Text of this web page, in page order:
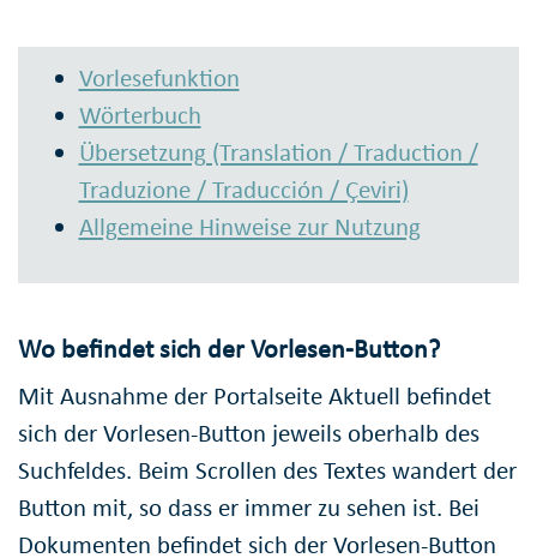
Vorlesefunktion
Wörterbuch
Übersetzung (Translation / Traduction /
Traduzione / Traducción / Çeviri)
Allgemeine Hinweise zur Nutzung
Wo befindet sich der Vorlesen-Button?
Mit Ausnahme der Portalseite Aktuell befindet
sich der Vorlesen-Button jeweils oberhalb des
Suchfeldes. Beim Scrollen des Textes wandert der
Button mit, so dass er immer zu sehen ist. Bei
Dokumenten befindet sich der Vorlesen-Button